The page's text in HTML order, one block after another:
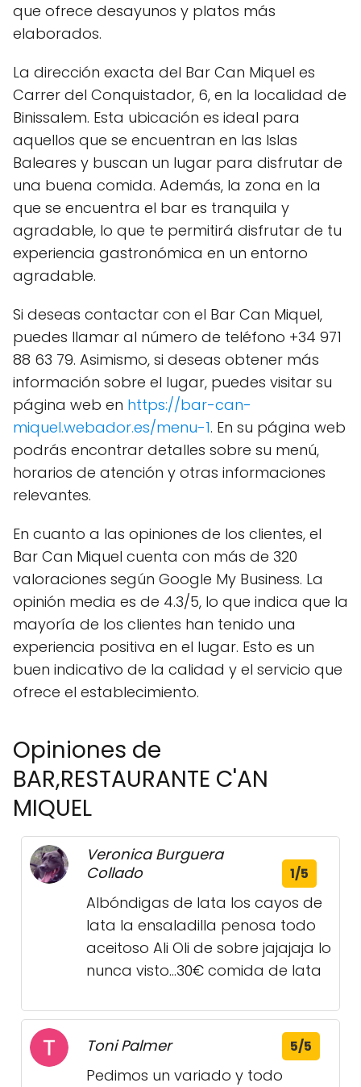
que ofrece desayunos y platos más
elaborados.
La dirección exacta del Bar Can Miquel es
Carrer del Conquistador, 6, en la localidad de
Binissalem. Esta ubicación es ideal para
aquellos que se encuentran en las Islas
Baleares y buscan un lugar para disfrutar de
una buena comida. Además, la zona en la
que se encuentra el bar es tranquila y
agradable, lo que te permitirá disfrutar de tu
experiencia gastronómica en un entorno
agradable.
Si deseas contactar con el Bar Can Miquel,
puedes llamar al número de teléfono +34 971
88 63 79. Asimismo, si deseas obtener más
información sobre el lugar, puedes visitar su
página web en https://bar-can-
miquel.webador.es/menu-1. En su página web
podrás encontrar detalles sobre su menú,
horarios de atención y otras informaciones
relevantes.
En cuanto a las opiniones de los clientes, el
Bar Can Miquel cuenta con más de 320
valoraciones según Google My Business. La
opinión media es de 4.3/5, lo que indica que la
mayoría de los clientes han tenido una
experiencia positiva en el lugar. Esto es un
buen indicativo de la calidad y el servicio que
ofrece el establecimiento.
Opiniones de
BAR,RESTAURANTE C'AN
MIQUEL
Veronica Burguera
Collado
1/5
Albóndigas de lata los cayos de
lata la ensaladilla penosa todo
aceitoso Ali Oli de sobre jajajaja lo
nunca visto...30€ comida de lata
Toni Palmer 5/5
Pedimos un variado y todo